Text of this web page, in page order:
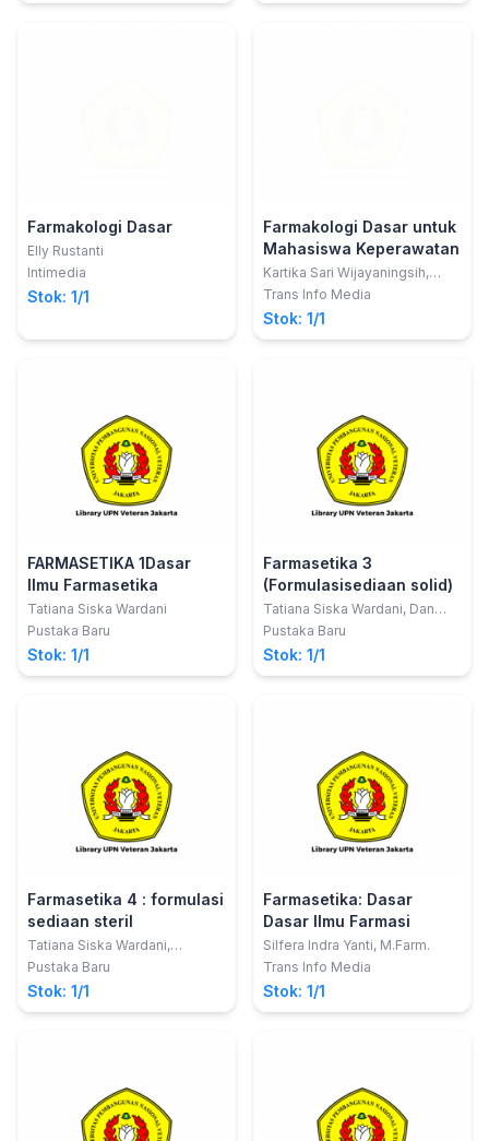
Farmakologi Dasar
Elly Rustanti
Intimedia
Stok: 1/1
Farmakologi Dasar untuk
Mahasiswa Keperawatan
Kartika Sari Wijayaningsih,
S.Kep.,Ners
Trans Info Media
Stok: 1/1
FARMASETIKA 1Dasar
Ilmu Farmasetika
Tatiana Siska Wardani
Pustaka Baru
Stok: 1/1
Farmasetika 3
(Formulasisediaan solid)
Tatiana Siska Wardani, Dan
Anita Dwi Septiarini
Pustaka Baru
Stok: 1/1
Farmasetika 4 : formulasi
sediaan steril
Tatiana Siska Wardani,
Kusumaningtyas Siwi Artini
Pustaka Baru
Stok: 1/1
Farmasetika: Dasar
Dasar Ilmu Farmasi
Silfera Indra Yanti, M.Farm.
Trans Info Media
Stok: 1/1